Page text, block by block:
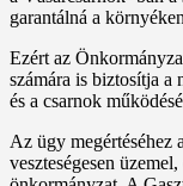
garantálná a
Ezért az
számára is biztosítja a
és a csarnok
Az ügy megértéséhez
veszteségesen